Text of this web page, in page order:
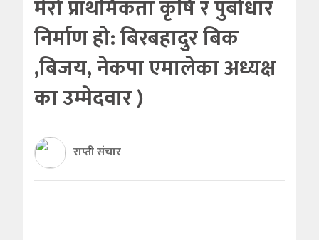
मेरो प्राथमिकता कृषि र पुर्बाधार
निर्माण हो: बिरबहादुर बिक
,बिजय, नेकपा एमालेका अध्यक्ष
का उम्मेदवार )
राप्ती संचार